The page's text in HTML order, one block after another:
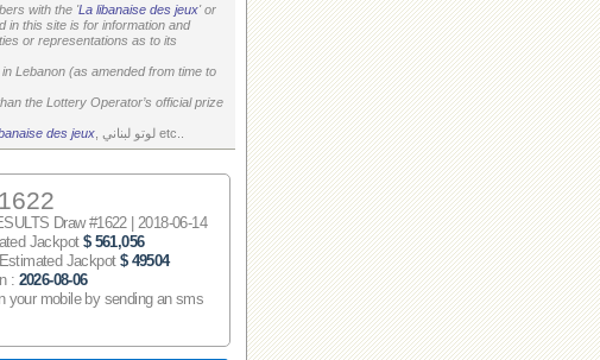
with the 'La libanaise des jeux' or
in this site is for information and
or representations as to its
Lebanon (as amended from time to
the Lottery Operator’s official prize
des jeux , لوتو لبناني etc..
Draw #1622 | 2018-06-14
Jackpot $ 561,056
Estimated Jackpot $ 49504
: 2026-08-06
your mobile by sending an sms